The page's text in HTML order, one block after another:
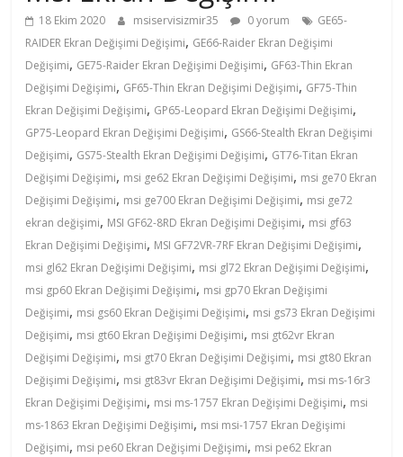
450
0202
–
0
543
455
0202
Kaliteden
daha
fazlasını
isteyenlere
18 Ekim 2020 msiservisizmir35 0 yorum
GE65-
RAIDER Ekran Değişimi Değişimi, GE66-Raider Ekran Değişimi
Değişimi, GE75-Raider Ekran Değişimi Değişimi, GF63-Thin Ekran
Değişimi Değişimi, GF65-Thin Ekran Değişimi Değişimi, GF75-Thin
Ekran Değişimi Değişimi, GP65-Leopard Ekran Değişimi Değişimi,
GP75-Leopard Ekran Değişimi Değişimi, GS66-Stealth Ekran Değişimi
Değişimi, GS75-Stealth Ekran Değişimi Değişimi, GT76-Titan Ekran
Değişimi Değişimi, msi ge62 Ekran Değişimi Değişimi, msi ge70 Ekran
Değişimi Değişimi, msi ge700 Ekran Değişimi Değişimi, msi ge72
ekran değişimi, MSI GF62-8RD Ekran Değişimi Değişimi, msi gf63
Ekran Değişimi Değişimi, MSI GF72VR-7RF Ekran Değişimi Değişimi,
msi gl62 Ekran Değişimi Değişimi, msi gl72 Ekran Değişimi Değişimi,
msi gp60 Ekran Değişimi Değişimi, msi gp70 Ekran Değişimi
Değişimi, msi gs60 Ekran Değişimi Değişimi, msi gs73 Ekran Değişimi
Değişimi, msi gt60 Ekran Değişimi Değişimi, msi gt62vr Ekran
Değişimi Değişimi, msi gt70 Ekran Değişimi Değişimi, msi gt80 Ekran
Değişimi Değişimi, msi gt83vr Ekran Değişimi Değişimi, msi ms-16r3
Ekran Değişimi Değişimi, msi ms-1757 Ekran Değişimi Değişimi, msi
ms-1863 Ekran Değişimi Değişimi, msi msi-1757 Ekran Değişimi
Değişimi, msi pe60 Ekran Değişimi Değişimi, msi pe62 Ekran